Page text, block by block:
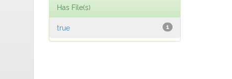
Has File(s)
1
true